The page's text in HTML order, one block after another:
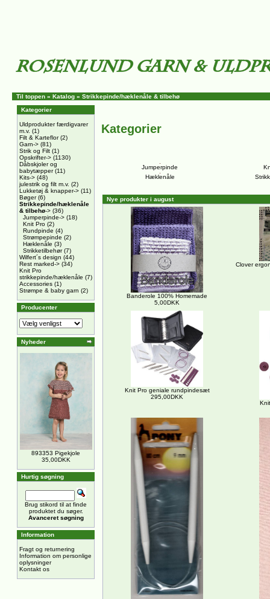
Til toppen » Katalog » Strikkepinde/hæklenåle & tilbehø
Kategorier
Uldprodukter færdigvarer
m.v. (1)
Filt & Karteflor(2)
Garn-> (81)
Strik og Filt (1)
Opskrifter-> (1130)
Dåbskjoler og
babytæpper(11)
Kits-> (48)
julestrik og filt m.v. (2)
Lukketøj & knapper-> (11)
Bøger(6)
Strikkepinde/hæklenåle
& tilbehø-> (36)
Jumperpinde-> (18)
Knit Pro (2)
Rundpinde (4)
Strømpepinde (2)
Hæklenåle (3)
Strikketilbehør(7)
Wilfert´s design (44)
Rest marked-> (34)
Knit Pro
strikkepinde/hæklenåle (7)
Accessories (1)
Strømpe & baby garn (2)
Producenter
Nyheder
893353 Pigekjole
35,00DKK
Hurtig søgning
Brug stikord til at finde
produktet du søger.
Avanceret søgning
Information
Fragt og returnering
Information om personlige
oplysninger
Kontakt os
Kategorier
Jumperpinde
Hæklenåle
Nye produkter i august
Banderole 100% Homemade
5,00DKK
Clover
Knit Pro geniale rundpindesæt
295,00DKK